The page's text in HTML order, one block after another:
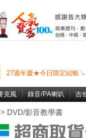
27週年慶★今日限定結帳
克風 錄音/PA喇叭 吉
> DVD/影音教學書